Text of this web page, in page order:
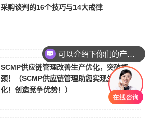
采购谈判的16个技巧与14大戒律
SCMP供应链管理改善生产优化，突破瓶
颈！（SCMP供应链管理助您实现生产优
化！创造竞争优势！）